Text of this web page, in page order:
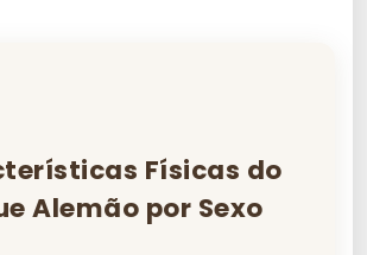
Físicas do
Alemão por Sexo